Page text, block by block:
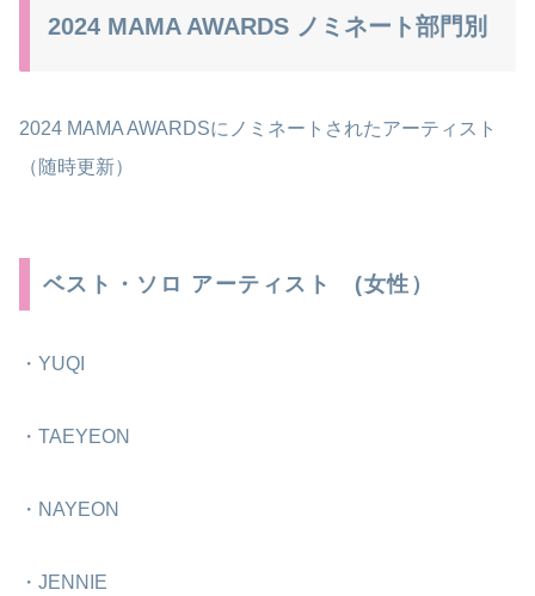
2024 MAMA AWARDS ノミネート部門別
2024 MAMA AWARDSにノミネートされたアーティスト
（随時更新）
ベスト・ソロ アーティスト (女性）
・YUQI
・TAEYEON
・NAYEON
・JENNIE